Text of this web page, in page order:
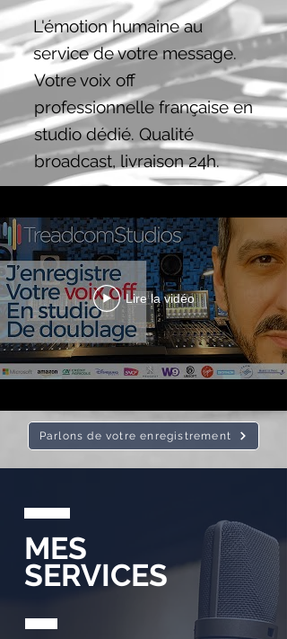
L'émotion humaine au
service de votre message.
Votre voix off
professionnelle française en
studio dédié. Qualité
broadcast, livraison 24h.
Lire la vidéo
Parlons de votre enregistrement
MES
SERVICES